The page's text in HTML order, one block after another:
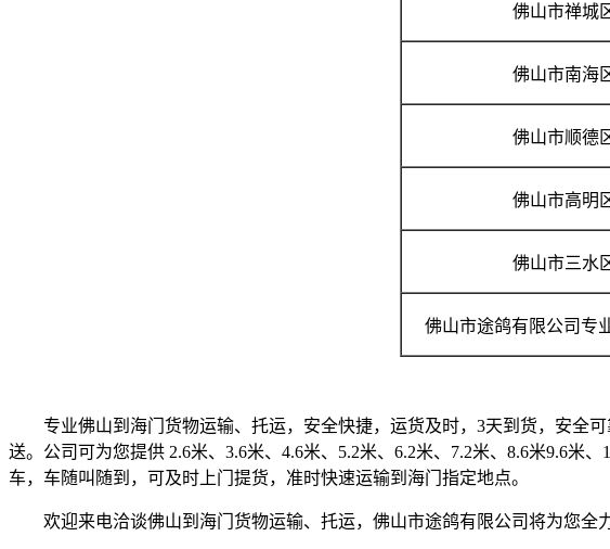
佛山市禅城
佛山市南海
佛山市顺德
佛山市高明
佛山市三水
佛山市途鸽有限公司专
专业佛山到海门货物运输、托运，安全快捷，运货及时，3天到货，安全可
送。公司可为您提供 2.6米、3.6米、4.6米、5.2米、6.2米、7.2米、8.6米9.6米
车，车随叫随到，可及时上门提货，准时快速运输到海门指定地点。
欢迎来电洽谈佛山到海门货物运输、托运，佛山市途鸽有限公司将为您全力